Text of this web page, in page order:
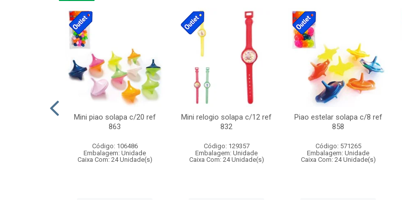
Mini piao solapa c/20 ref
863
Código: 106486
Embalagem: Unidade
Caixa Com: 24 Unidade(s)
Mini relogio solapa c/12 ref
832
Código: 129357
Embalagem: Unidade
Caixa Com: 24 Unidade(s)
Piao estelar solapa c/8 ref
858
Código: 571265
Embalagem: Unidade
Caixa Com: 24 Unidade(s)